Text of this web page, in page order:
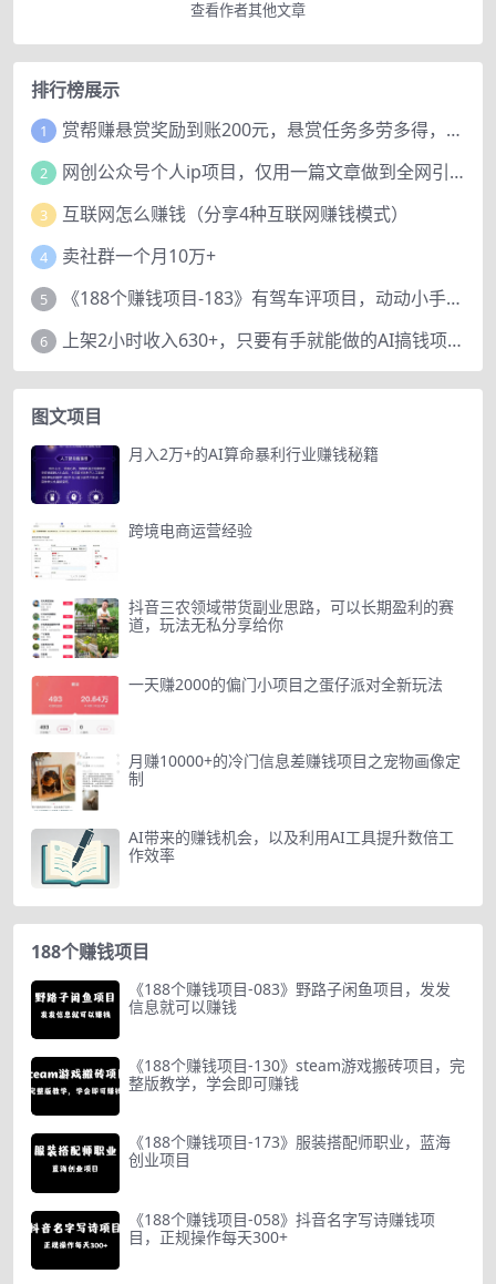
查看作者其他文章
排行榜展示
1 赏帮赚悬赏奖励到账200元，悬赏任务多劳多得，人人可做。
2 网创公众号个人ip项目，仅用一篇文章做到全网引流！
3 互联网怎么赚钱（分享4种互联网赚钱模式）
4 卖社群一个月10万+
5 《188个赚钱项目-183》有驾车评项目，动动小手，复制粘贴赚44元！
6 上架2小时收入630+，只要有手就能做的AI搞钱项目，奶奶看完都能学会!
图文项目
月入2万+的AI算命暴利行业赚钱秘籍
跨境电商运营经验
抖音三农领域带货副业思路，可以长期盈利的赛
道，玩法无私分享给你
一天赚2000的偏门小项目之蛋仔派对全新玩法
月赚10000+的冷门信息差赚钱项目之宠物画像定
制
AI带来的赚钱机会，以及利用AI工具提升数倍工
作效率
188个赚钱项目
《188个赚钱项目-083》野路子闲鱼项目，发发
信息就可以赚钱
《188个赚钱项目-130》steam游戏搬砖项目，完
整版教学，学会即可赚钱
《188个赚钱项目-173》服装搭配师职业，蓝海
创业项目
《188个赚钱项目-058》抖音名字写诗赚钱项
目，正规操作每天300+